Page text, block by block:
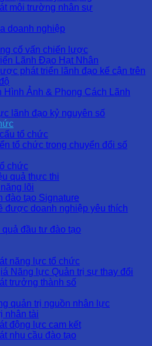
môi trường nhân sự
doanh nghiệp
cố vấn chiến lược
Lãnh Đạo Hạt Nhân
phát triển lãnh đạo kế cận trên
Hình Ảnh & Phong Cách Lãnh
lãnh đạo kỷ nguyên số
tổ chức
tổ chức trong chuyển đổi số
chức
quả thực thi
lõi
đào tạo Signature
được doanh nghiệp yêu thích
quả đầu tư đào tạo
năng lực tổ chức
Năng lực Quản trị sự thay đổi
trưởng thành số
quản trị nguồn nhân lực
nhân tài
động lực cam kết
nhu cầu đào tạo